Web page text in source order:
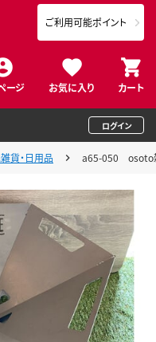
ージ お気に入り カート
ご利用可能ポイント
ログイン
貨・日用品 a65-050 osoto雑